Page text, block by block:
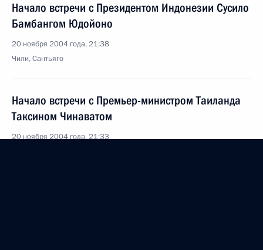
Начало встречи с Президентом Индонезии Сусило
Бамбангом Юдойоно
20 ноября 2004 года, 21:38
Чили, Сантьяго
Начало встречи с Премьер-министром Таиланда
Таксином Чинаватом
20 ноября 2004 года, 21:33